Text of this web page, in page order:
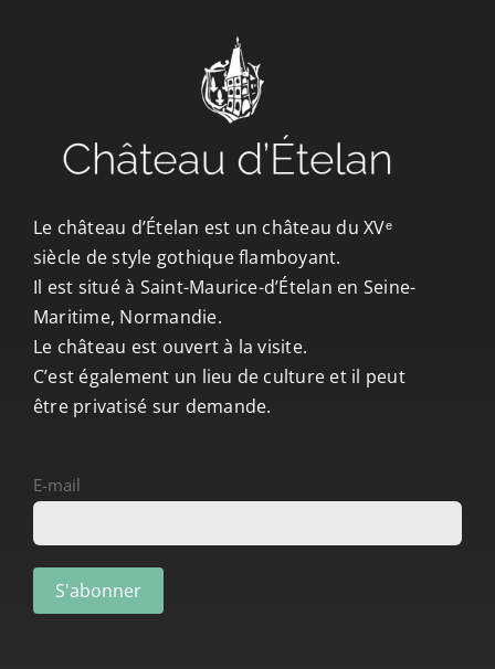
L’ASSOCIATION
CONTACT/ACCÈS
Le château d’Ételan est un château du XVᵉ
siècle de style gothique flamboyant.
Il est situé à Saint-Maurice-d’Ételan en Seine-
Maritime, Normandie.
Le château est ouvert à la visite.
C’est également un lieu de culture et il peut
être privatisé sur demande.
E-mail